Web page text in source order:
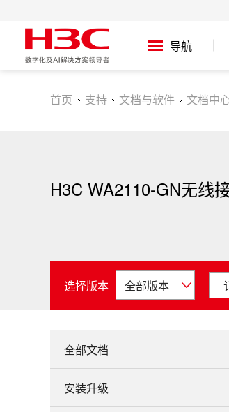
导航
首页 支持 文档与软件 文档中
H3C WA2110-GN无线
选择版本
全部文档
安装升级